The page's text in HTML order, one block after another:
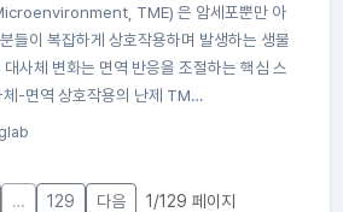
TME) 은 암세포뿐만 아
들이 복잡하게 상호작용하며 발생하는 생물
사체 변화는 면역 반응을 조절하는 핵심 스
체-면역 상호작용의 난제 TM…
… 129 다음 1/129 페이지